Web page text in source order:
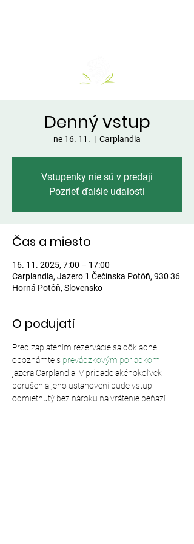
Denný vstup
ne 16. 11.
  |
Carplandia
Vstupenky nie sú v predaji
Pozrieť ďalšie udalosti
Čas a miesto
16. 11. 2025, 7:00 – 17:00
Carplandia, Jazero 1 Čečínska Potôň, 930 36
Horná Potôň, Slovensko
O podujatí
Pred zaplatením rezervácie sa dôkladne
oboznámte s prevádzkovým poriadkom
jazera Carplandia. V prípade akéhokoľvek
porušenia jeho ustanovení bude vstup
odmietnutý bez nároku na vrátenie peňazí.